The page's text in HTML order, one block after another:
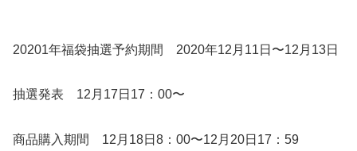
20201年福袋抽選予約期間 2020年12月11日〜12月13日
抽選発表 12月17日17：00〜
商品購入期間 12月18日8：00〜12月20日17：59